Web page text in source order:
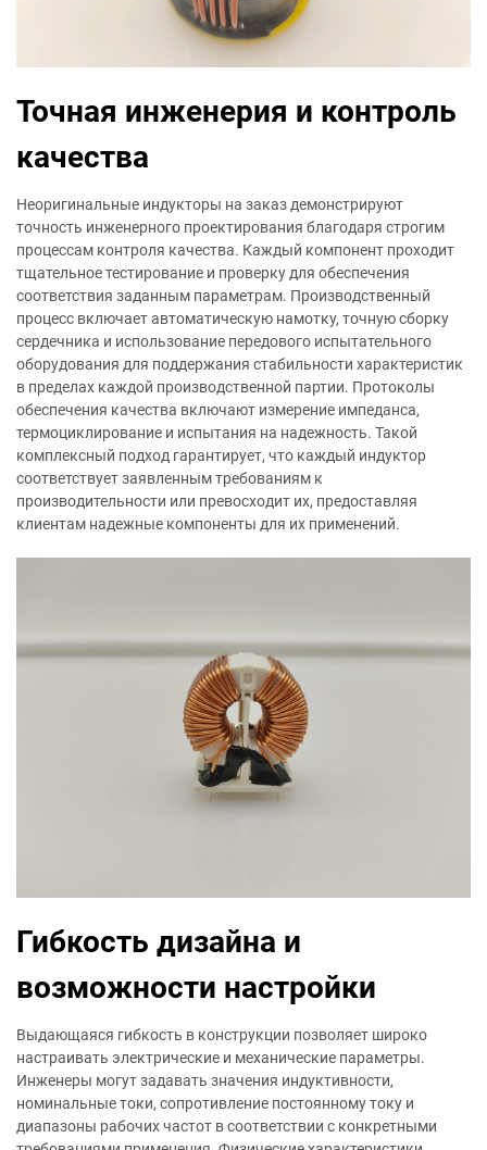
Точная инженерия и контроль
качества
Неоригинальные индукторы на заказ демонстрируют
точность инженерного проектирования благодаря строгим
процессам контроля качества. Каждый компонент проходит
тщательное тестирование и проверку для обеспечения
соответствия заданным параметрам. Производственный
процесс включает автоматическую намотку, точную сборку
сердечника и использование передового испытательного
оборудования для поддержания стабильности характеристик
в пределах каждой производственной партии. Протоколы
обеспечения качества включают измерение импеданса,
термоциклирование и испытания на надежность. Такой
комплексный подход гарантирует, что каждый индуктор
соответствует заявленным требованиям к
производительности или превосходит их, предоставляя
клиентам надежные компоненты для их применений.
Гибкость дизайна и
возможности настройки
Выдающаяся гибкость в конструкции позволяет широко
настраивать электрические и механические параметры.
Инженеры могут задавать значения индуктивности,
номинальные токи, сопротивление постоянному току и
диапазоны рабочих частот в соответствии с конкретными